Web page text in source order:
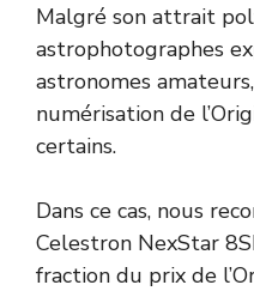
Malgré son attrait
astrophotographes
astronomes
numérisation de
certains.
Dans ce cas, nous
Celestron NexStar
fraction du prix de